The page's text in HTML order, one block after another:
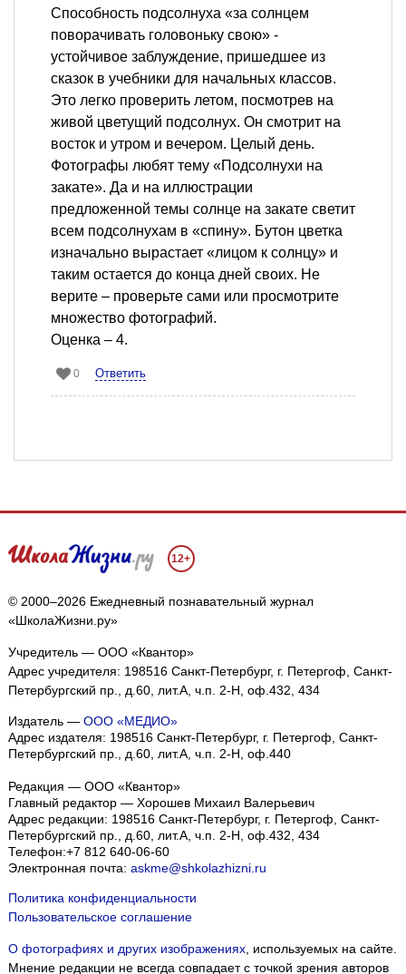
Способность подсолнуха «за солнцем
поворачивать головоньку свою» -
устойчивое заблуждение, пришедшее из
сказок в учебники для начальных классов.
Это легко проверить летом, посмотрев на
живой цветущий подсолнух. Он смотрит на
восток и утром и вечером. Целый день.
Фотографы любят тему «Подсолнухи на
закате». Да и на иллюстрации
предложенной темы солнце на закате светит
всем подсолнухам в «спину». Бутон цветка
изначально вырастает «лицом к солнцу» и
таким остается до конца дней своих. Не
верите – проверьте сами или просмотрите
множество фотографий.
Оценка – 4.
0 Ответить
12+
© 2000–2026 Ежедневный познавательный журнал
«ШколаЖизни.ру»
Учредитель — ООО «Квантор»
Адрес учредителя: 198516 Санкт-Петербург, г. Петергоф, Санкт-
Петербургский пр., д.60, лит.А, ч.п. 2-Н, оф.432, 434
Издатель — ООО «МЕДИО»
Адрес издателя: 198516 Санкт-Петербург, г. Петергоф, Санкт-
Петербургский пр., д.60, лит.А, ч.п. 2-Н, оф.440
Редакция — ООО «Квантор»
Главный редактор — Хорошев Михаил Валерьевич
Адрес редакции: 198516 Санкт-Петербург, г. Петергоф Санкт-
Петербургский пр., д.60, лит.А, ч.п. 2-Н, оф.432, 434
Телефон:+7 812 640-06-60
Электронная почта: askme@shkolazhizni.ru
Политика конфиденциальности
Пользовательское соглашение
О фотографиях и других изображениях, используемых на сайте.
Мнение редакции не всегда совпадает с точкой зрения авторов